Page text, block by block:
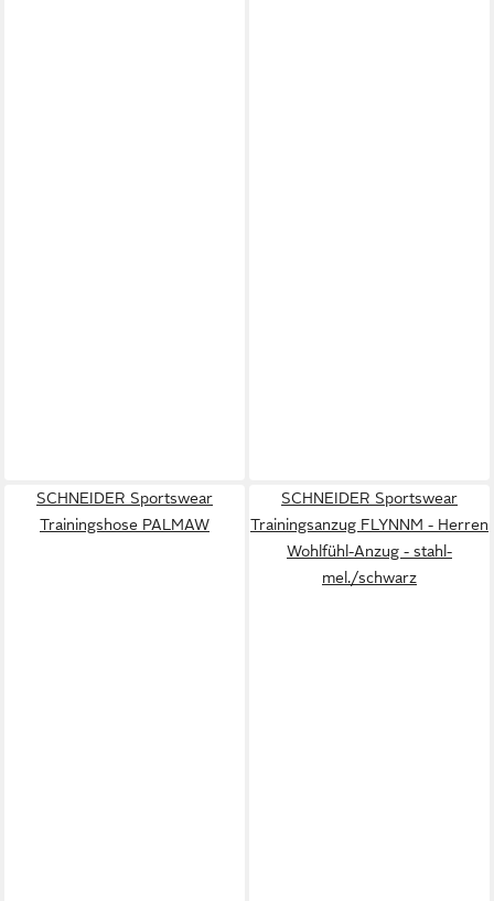
SCHNEIDER Sportswear
Trainingshose PALMAW
SCHNEIDER Sportswear
Trainingsanzug FLYNNM - Herren
Wohlfühl-Anzug - stahl-
mel./schwarz